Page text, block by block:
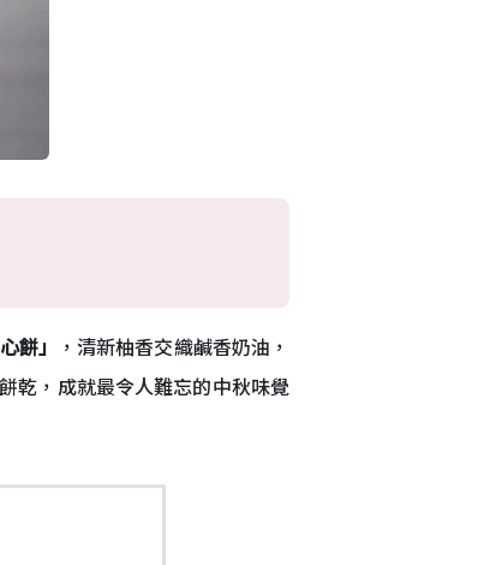
餅」
，清新柚香交織鹹香奶油，
乾，成就最令人難忘的中秋味覺